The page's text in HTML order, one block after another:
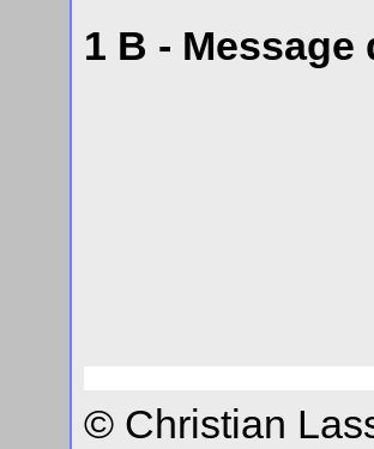
1 B - Message
© Christian